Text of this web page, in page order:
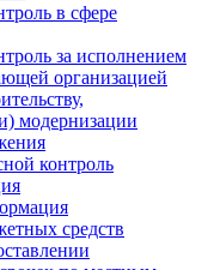
в сфере
за исполнением
организацией
модернизации
контроль
средств